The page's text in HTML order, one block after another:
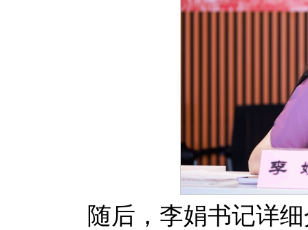
随后，李娟书记详细